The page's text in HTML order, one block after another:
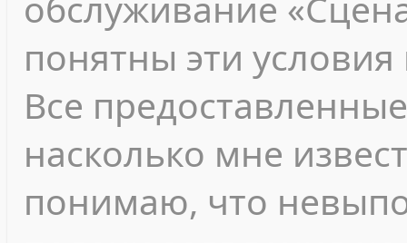
понятны эти
Все
насколько мне
понимаю, что